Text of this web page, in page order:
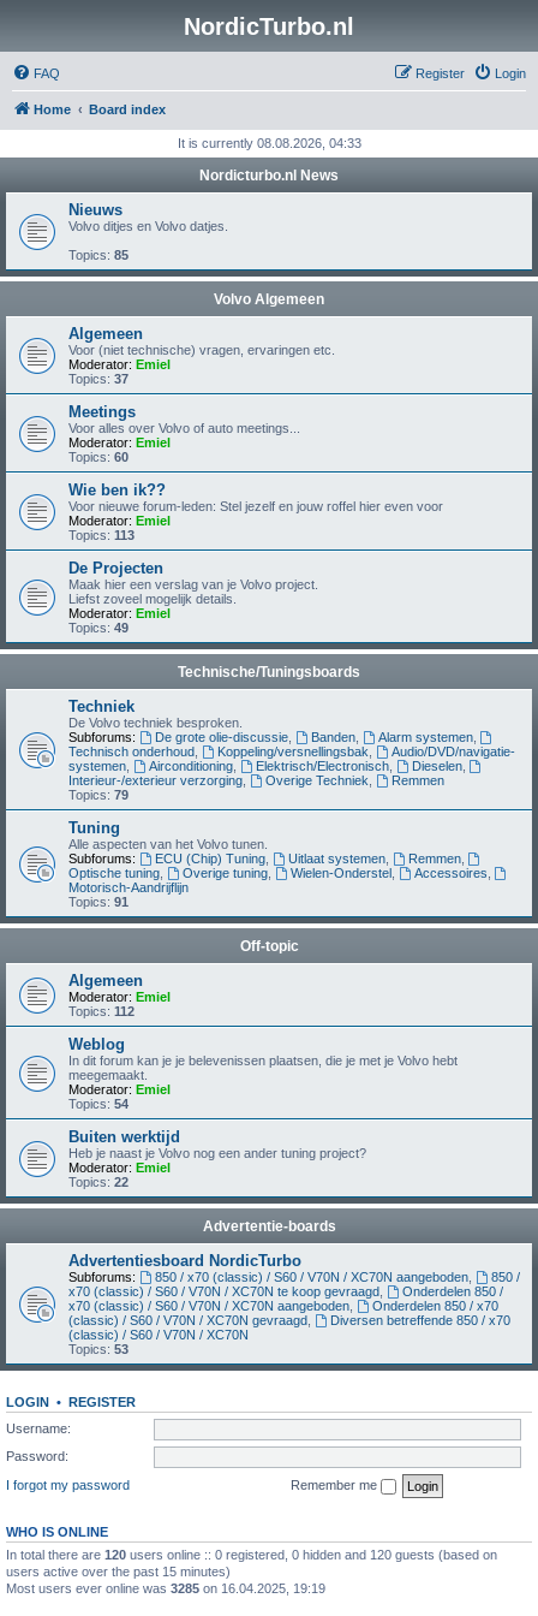
NordicTurbo.nl
FAQ Login
Register
Home Board index
It is currently 08.08.2026, 04:33
Nordicturbo.nl News
Nieuws
Volvo ditjes en Volvo datjes.
Topics: 85
Volvo Algemeen
Algemeen
Voor (niet technische) vragen, ervaringen etc.
Moderator: Emiel
Topics: 37
Meetings
Voor alles over Volvo of auto meetings...
Moderator: Emiel
Topics: 60
Wie ben ik??
Voor nieuwe forum-leden: Stel jezelf en jouw roffel hier even voor
Moderator: Emiel
Topics: 113
De Projecten
Maak hier een verslag van je Volvo project.
Liefst zoveel mogelijk details.
Moderator: Emiel
Topics: 49
Technische/Tuningsboards
Techniek
De Volvo techniek besproken.
Subforums:
De grote olie-discussie, Banden, Alarm systemen,
Technisch onderhoud
Koppeling/versnellingsbak
Audio/DVD/navigatie-
systemen
Airconditioning, Elektrisch/Electronisch, Dieselen,
Interieur-/exterieur verzorging
Overige Techniek
Remmen
Topics: 79
Tuning
Alle aspecten van het Volvo tunen.
Subforums:
ECU (Chip) Tuning, Uitlaat systemen, Remmen,
Optische tuning
Overige tuning, Wielen-Onderstel, Accessoires
Motorisch-Aandrijflijn
Topics: 91
Off-topic
Algemeen
Moderator: Emiel
Topics: 112
Weblog
In dit forum kan je je belevenissen plaatsen, die je met je Volvo hebt
meegemaakt.
Moderator: Emiel
Topics: 54
Buiten werktijd
Heb je naast je Volvo nog een ander tuning project?
Moderator: Emiel
Topics: 22
Advertentie-boards
Advertentiesboard NordicTurbo
Subforums: 850 / x70 (classic) / S60 / V70N / XC70N aangeboden,
850 /
x70 (classic) / S60 / V70N / XC70N te koop gevraagd
Onderdelen 850 /
x70 (classic) / S60 / V70N / XC70N aangeboden
Onderdelen 850 / x70
(classic) / S60 / V70N / XC70N gevraagd
Diversen betreffende 850 / x70
(classic) / S60 / V70N / XC70N
Topics: 53
LOGIN • REGISTER
Username:
Password:
I forgot my password
Remember me
WHO IS ONLINE
In total there are 120 users online :: 0 registered, 0 hidden and 120 guests (based on
users active over the past 15 minutes)
Most users ever online was 3285 on 16.04.2025, 19:19